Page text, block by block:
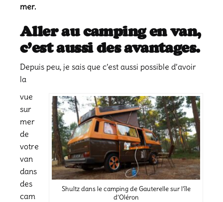
mer.
Aller au camping en van,
c’est aussi des avantages.
Depuis peu, je sais que c’est aussi possible d’avoir
la
Shultz dans le camping de Gauterelle sur l’île
d’Oléron
vue
sur
mer
de
votre
van
dans
des
cam